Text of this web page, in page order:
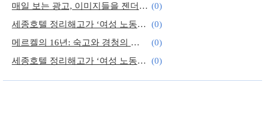
매일 보는 광고, 이미지들을 젠더 관점으로 읽기 (0)
세종호텔 정리해고가 ‘여성 노동’의 문제인 이유
(0)
메르켈의 16년: 숙고와 경청의 정치가 세계를 움직이다
(0)
세종호텔 정리해고가 ‘여성 노동’의 문제인 이유
(0)
성폭력 피해자가 온당히 ‘손해배상’ 받을 수 있어야 (0)